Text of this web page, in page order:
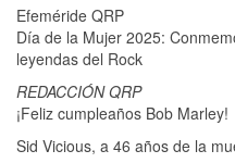
Efeméride QRP
Día de la Mujer 2025:
leyendas del Rock
REDACCIÓN QRP
¡Feliz cumpleaños Bob Marley!
Sid Vicious, a 46 años de la